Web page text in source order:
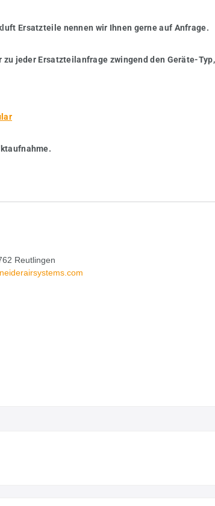
Ersatzteile nennen wir Ihnen gerne auf Anfrage.
zu jeder Ersatzteilanfrage zwingend den Geräte-
Reutlingen